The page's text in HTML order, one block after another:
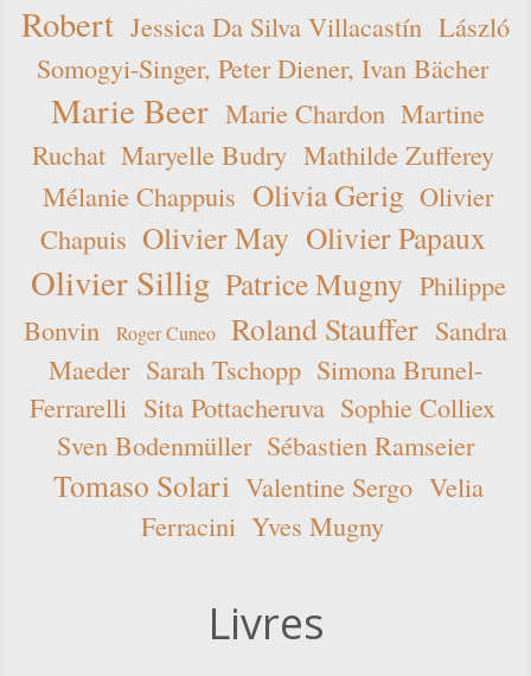
Robert Jessica Da Silva Villacastín László
Somogyi-Singer, Peter Diener, Ivan Bächer
Marie Beer Marie Chardon Martine
Ruchat Maryelle Budry Mathilde Zufferey
Mélanie Chappuis Olivia Gerig Olivier
Chapuis Olivier May Olivier Papaux
Olivier Sillig Patrice Mugny Philippe
Bonvin
Roger Cuneo Roland Stauffer Sandra
Maeder Sarah Tschopp Simona Brunel-
Ferrarelli Sita Pottacheruva Sophie Colliex
Sven Bodenmüller Sébastien Ramseier
Tomaso Solari Valentine Sergo Velia
Ferracini Yves Mugny
Livres